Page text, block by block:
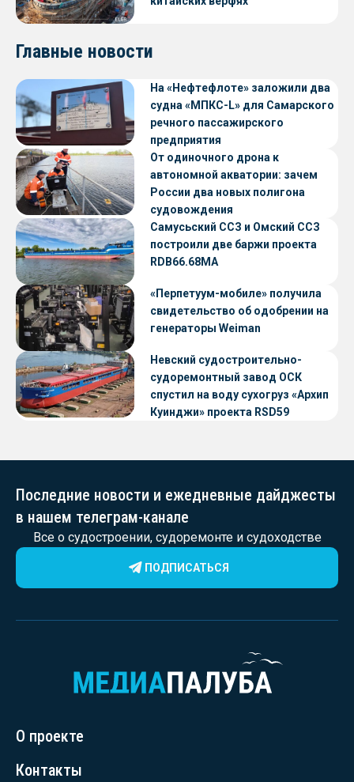
Главные новости
На «Нефтефлоте» заложили два
судна «МПКС-L» для Самарского
речного пассажирского
предприятия
От одиночного дрона к
автономной акватории: зачем
России два новых полигона
судовождения
Самусьский ССЗ и Омский ССЗ
построили две баржи проекта
RDB66.68МА
«Перпетуум-мобиле» получила
свидетельство об одобрении на
генераторы Weiman
Невский судостроительно-
судоремонтный завод ОСК
спустил на воду сухогруз «Архип
Куинджи» проекта RSD59
Последние новости и ежедневные дайджесты
в нашем телеграм-канале
Все о судостроении, судоремонте и судоходстве
ПОДПИСАТЬСЯ
О проекте
Контакты